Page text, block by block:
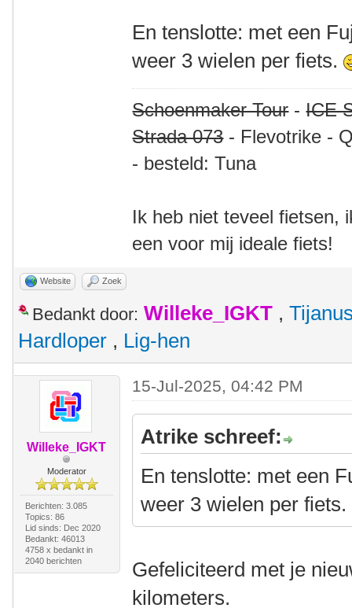
En tenslotte: met een
weer 3 wielen per fiets.
Schoenmaker Tour-ICE
Strada 073- Flevotrike -
- besteld: Tuna
Ik heb niet teveel fietsen,
een voor mij ideale fiets!
Website Zoek
Bedankt door: Willeke_IGKT ,
Hardloper , Lig-hen
Willeke_IGKT
Moderator
Berichten: 3.085
Topics: 86
Lid sinds: Dec 2020
Bedankt: 46013
4758 x bedankt in
2040 berichten
15-Jul-2025, 04:42 PM
Atrike schreef:
En tenslotte: met een
weer 3 wielen per fiets.
Gefeliciteerd met je
kilometers.